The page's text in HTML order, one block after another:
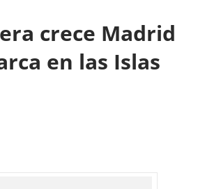
crece Madrid
en las Islas